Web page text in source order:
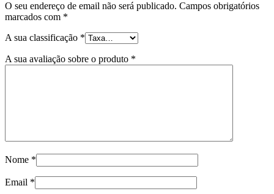
O seu endereço de email não será publicado. Campos obrigatórios
marcados com *
A sua classificação *
A sua avaliação sobre o produto *
Nome *
Email *